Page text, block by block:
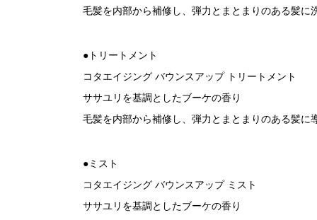
毛髪を内部から補修し、弾力とまとまりのある髪に
●トリートメント
コタエイジング バウンスアップ トリートメント
ササユリを基調としたブーケの香り
毛髪を内部から補修し、弾力とまとまりのある髪に
●ミスト
コタエイジング バウンスアップ ミスト
ササユリを基調としたブーケの香り